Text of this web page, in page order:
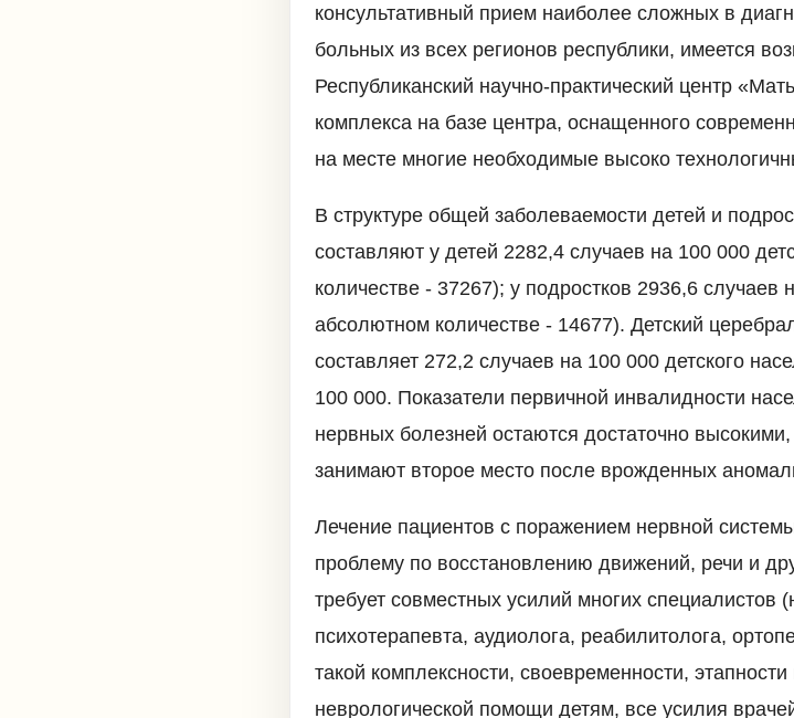
консультативный прием наиболее сложных в
больных из всех регионов республики, имеется
Республиканский научно-практический центр
комплекса на базе центра, оснащенного
на месте многие необходимые высоко
В структуре общей заболеваемости детей и
составляют у детей 2282,4 случаев на 100 000
количестве - 37267); у подростков 2936,6 случаев
абсолютном количестве - 14677). Детский
составляет 272,2 случаев на 100 000 детского
100 000. Показатели первичной инвалидности
нервных болезней остаются достаточно
занимают второе место после врожденных
Лечение пациентов с поражением нервной
проблему по восстановлению движений, речи и
требует совместных усилий многих специалистов
психотерапевта, аудиолога, реабилитолога,
такой комплексности, своевременности,
неврологической помощи детям, все усилия